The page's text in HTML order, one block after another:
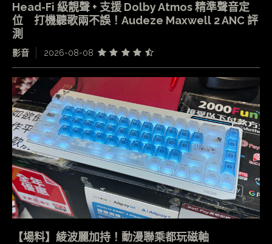
Head-Fi 級靚聲 + 支援 Dolby Atmos 精準聲音定
位 打機聽歌兩不誤！Audeze Maxwell 2 ANC 評
測
影音 2026-08-08
【場料】綾波麗加持！動漫聯乘都玩磁軸